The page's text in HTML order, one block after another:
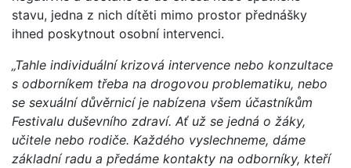
stavu, jedna z nich dítěti mimo prostor přednášky
ihned poskytnout osobní intervenci.
„Tahle individuální krizová intervence nebo konzultace
s odborníkem třeba na drogovou problematiku, nebo
se sexuální důvěrnicí je nabízena všem účastníkům
Festivalu duševního zdraví. Ať už se jedná o žáky,
učitele nebo rodiče. Každého vyslechneme, dáme
základní radu a předáme kontakty na odborníky, kteří